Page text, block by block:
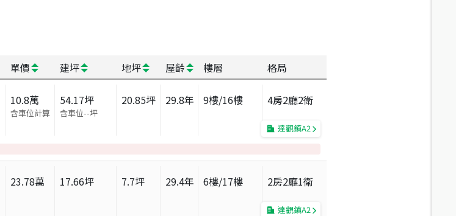
單價 建坪 地坪 屋齡 樓層 格局
10.8萬
含車位計算
54.17坪
含車位--坪
20.85坪 29.8年 9樓/16樓 4房2廳2衛
達觀鎮A2
23.78萬 17.66坪 7.7坪 29.4年 6樓/17樓 2房2廳1衛
達觀鎮A2